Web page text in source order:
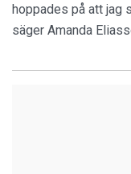
hoppades på att jag
säger Amanda